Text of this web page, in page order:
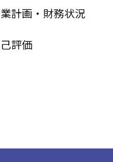
計画・財務状況
評価